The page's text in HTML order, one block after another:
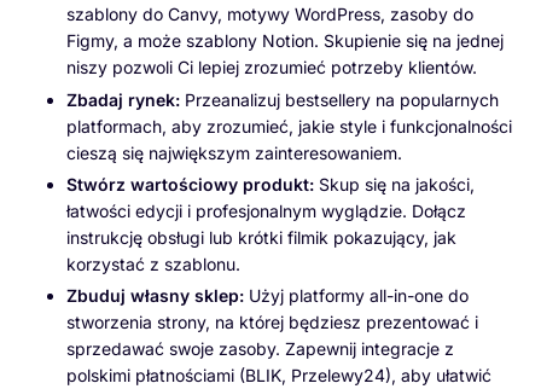
szablony do Canvy, motywy WordPress, zasoby do
Figmy, a może szablony Notion. Skupienie się na jednej
niszy pozwoli Ci lepiej zrozumieć potrzeby klientów.
Zbadaj rynek: Przeanalizuj bestsellery na popularnych
platformach, aby zrozumieć, jakie style i funkcjonalności
cieszą się największym zainteresowaniem.
Stwórz wartościowy produkt: Skup się na jakości,
łatwości edycji i profesjonalnym wyglądzie. Dołącz
instrukcję obsługi lub krótki filmik pokazujący, jak
korzystać z szablonu.
Zbuduj własny sklep: Użyj platformy all-in-one do
stworzenia strony, na której będziesz prezentować i
sprzedawać swoje zasoby. Zapewnij integracje z
polskimi płatnościami (BLIK, Przelewy24), aby ułatwić